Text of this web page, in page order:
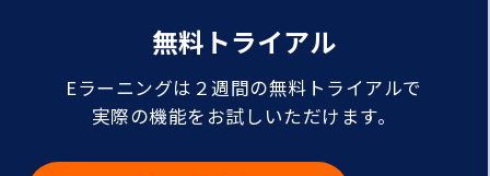
無料トライアル
Eラーニングは２週間の無料トライアルで
実際の機能をお試しいただけます。